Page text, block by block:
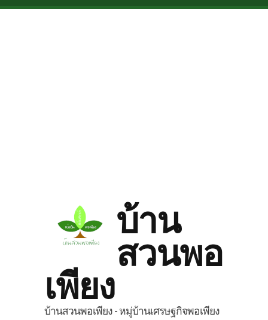
Skip to main content
บ้าน
สวนพอ
เพียง
บ้านสวนพอเพียง - หมู่บ้านเศรษฐกิจพอเพียง